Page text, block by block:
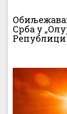
Срба у
Републици